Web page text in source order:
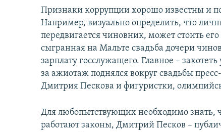
Признаки коррупции хорошо известны и
Например, визуально определить, что
передвигается чиновник, может стоить
сыгранная на Мальте свадьба дочери
зарплату госслужащего. Главное –
за ажиотаж поднялся вокруг свадьбы
Дмитрия Пескова и фигуристки,
Для любопытствующих необходимо знать,
работают законы, Дмитрий Песков –